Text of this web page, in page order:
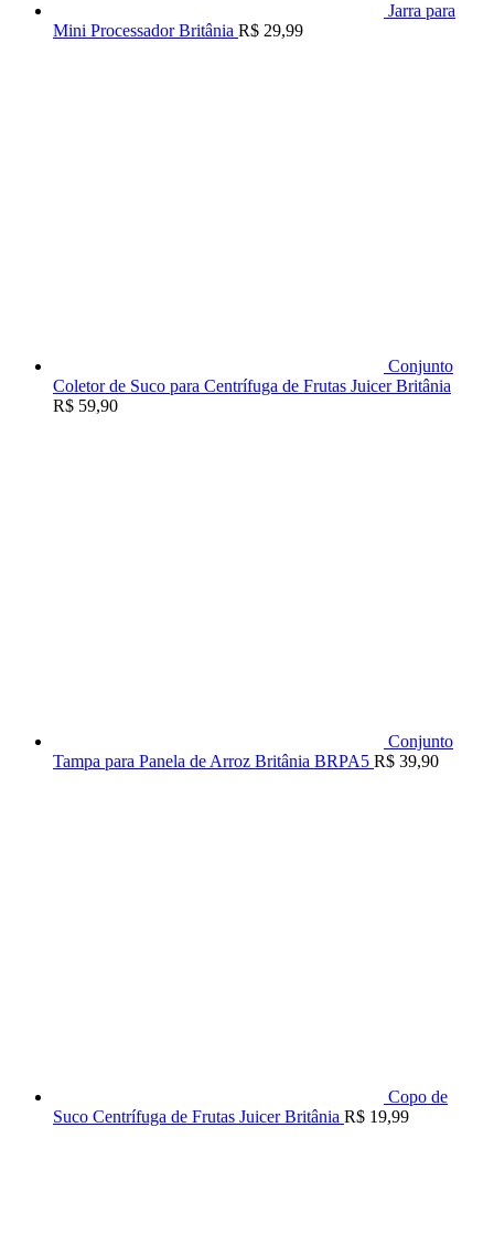
Jarra para
Mini Processador Britânia R$ 29,99
Conjunto
Coletor de Suco para Centrífuga de Frutas Juicer Britânia
R$ 59,90
Conjunto
Tampa para Panela de Arroz Britânia BRPA5 R$ 39,90
Copo de
Suco Centrífuga de Frutas Juicer Britânia R$ 19,99